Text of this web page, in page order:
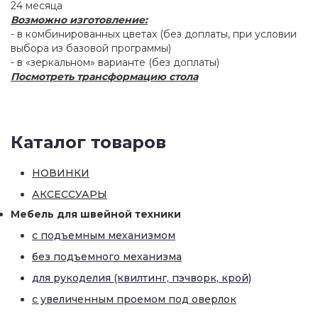
24 месяца
Возможно изготовление:
- в комбинированных цветах (без доплаты, при условии
выбора из базовой программы)
- в «зеркальном» варианте (без доплаты)
Посмотреть трансформацию стола
Каталог товаров
НОВИНКИ
АКСЕССУАРЫ
Мебель для швейной техники
с подъемным механизмом
без подъемного механизма
для рукоделия (квилтинг, пэчворк, крой)
с увеличенным проемом под оверлок